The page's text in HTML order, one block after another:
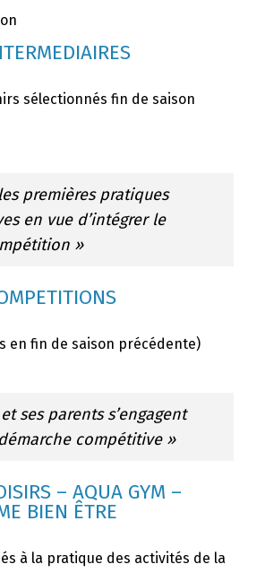
sélectionnés fin de saison
premières pratiques
en vue d’intégrer le
»
en fin de saison précédente)
ses parents s’engagent
compétitive »
– AQUA GYM –
BIEN ÊTRE
à la pratique des activités de la